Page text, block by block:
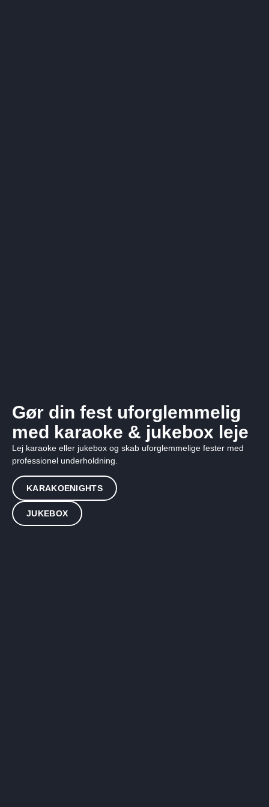
Gør din fest uforglemmelig
med karaoke & jukebox leje
Lej karaoke eller jukebox og skab uforglemmelige fester med
professionel underholdning.
KARAKOENIGHTS
JUKEBOX